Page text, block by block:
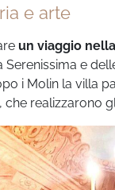
e arte
un viaggio
e
i Molin la villa
che realizzarono